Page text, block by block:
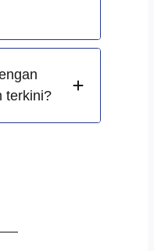
terkini?